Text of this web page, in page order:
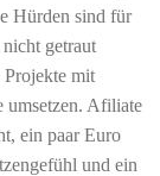
Hürden sind für
getraut
Projekte mit
umsetzen. Afiliate
ein paar Euro
und ein